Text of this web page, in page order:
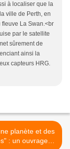
à localiser que la
ville de Perth, en
La Swan.<br
par le satellite
sûrement de
ainsi la
capteurs HRG.
planète et des
: un ouvrage